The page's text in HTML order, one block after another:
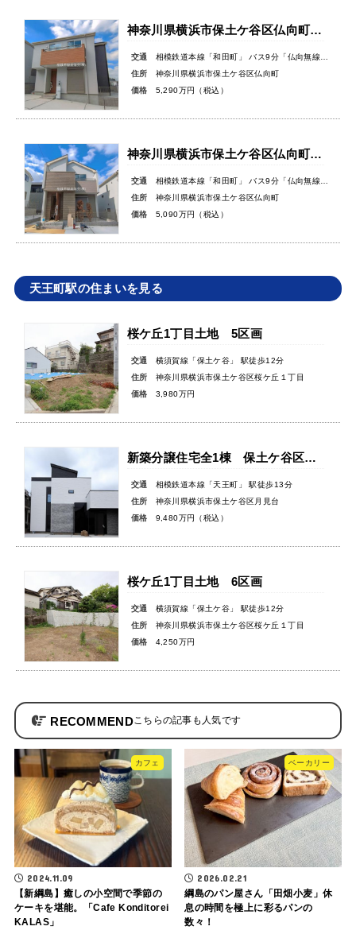
神奈川県横浜市保土ケ谷区仏向町新築戸建
交通
相模鉄道本線「和田町」 バス9分「仏向無線塔」バス停徒歩3分
住所
神奈川県横浜市保土ケ谷区仏向町
価格
5,290万円（税込）
神奈川県横浜市保土ケ谷区仏向町新築戸建
交通
相模鉄道本線「和田町」 バス9分「仏向無線塔」バス停徒歩3分
住所
神奈川県横浜市保土ケ谷区仏向町
価格
5,090万円（税込）
天王町駅の住まいを見る
桜ケ丘1丁目土地 5区画
交通
横須賀線「保土ケ谷」 駅徒歩12分
住所
神奈川県横浜市保土ケ谷区桜ケ丘１丁目
価格
3,980万円
新築分譲住宅全1棟 保土ケ谷区月見台
交通
相模鉄道本線「天王町」 駅徒歩13分
住所
神奈川県横浜市保土ケ谷区月見台
価格
9,480万円（税込）
桜ケ丘1丁目土地 6区画
交通
横須賀線「保土ケ谷」 駅徒歩12分
住所
神奈川県横浜市保土ケ谷区桜ケ丘１丁目
価格
4,250万円
RECOMMEND
カフェ
2024.11.09
【新綱島】癒しの小空間で季節の
ケーキを堪能。「Cafe Konditorei
KALAS」
ベーカリー
2026.02.21
綱島のパン屋さん「田畑小麦」休
息の時間を極上に彩るパンの
数々！